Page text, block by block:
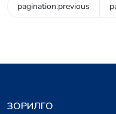
pagination.previous
ЗОРИЛГО